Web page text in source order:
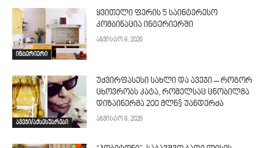
ინტერიერი
ყვითელი ფერის 5 საინტერესო
კომბინაცია ინტერიერში
აგვისტო 8, 2026
ავეჯი/აქსესუარები
უძვირფასესი სახლი და ავეჯი – როგორ
ცხოვრობს კატა, რომელსაც ცნობილმა
დიზაინერმა 200 მლნ$ უანდერძა
აგვისტო 8, 2026